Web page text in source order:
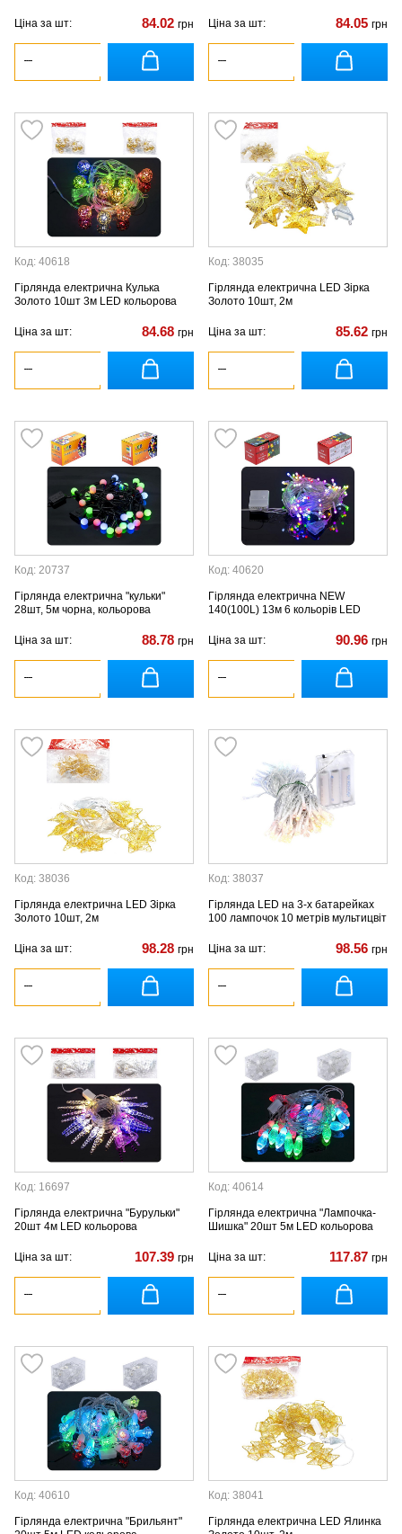
Ціна за шт: 84.02 грн Ціна за шт: 84.05 грн
Код: 40618
Гірлянда електрична Кулька
Золото 10шт 3м LED кольорова
Ціна за шт: 84.68 грн
Код: 38035
Гірлянда електрична LED Зірка
Золото 10шт, 2м
Ціна за шт: 85.62 грн
Код: 20737
Гірлянда електрична "кульки"
28шт, 5м чорна, кольорова
Ціна за шт: 88.78 грн
Код: 40620
Гірлянда електрична NEW
140(100L) 13м 6 кольорів LED
Ціна за шт: 90.96 грн
Код: 38036
Гірлянда електрична LED Зірка
Золото 10шт, 2м
Ціна за шт: 98.28 грн
Код: 38037
Гірлянда LED на 3-х батарейках
100 лампочок 10 метрів мультицвіт
Ціна за шт: 98.56 грн
Код: 16697
Гірлянда електрична "Бурульки"
20шт 4м LED кольорова
Ціна за шт: 107.39 грн
Код: 40614
Гірлянда електрична "Лампочка-
Шишка" 20шт 5м LED кольорова
Ціна за шт: 117.87 грн
Код: 40610
Гірлянда електрична "Брильянт"
Код: 38041
Гірлянда електрична LED Ялинка